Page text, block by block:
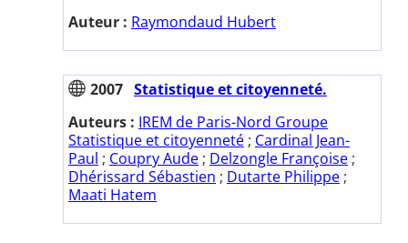
Auteur : Raymondaud Hubert
2007 Statistique et citoyenneté.
Auteurs : IREM de Paris-Nord Groupe
Statistique et citoyenneté ; Cardinal Jean-
Paul ; Coupry Aude ; Delzongle Françoise ;
Dhérissard Sébastien ; Dutarte Philippe ;
Maati Hatem